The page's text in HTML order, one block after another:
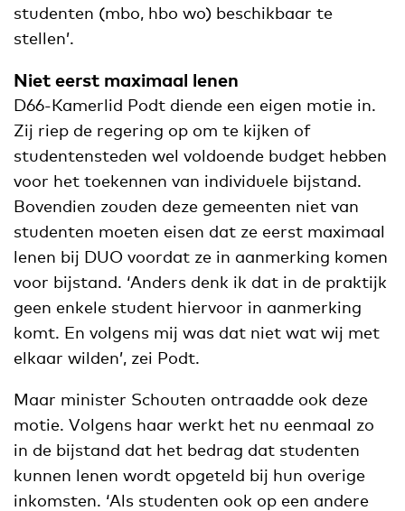
studenten (mbo, hbo wo) beschikbaar te
stellen’.
Niet eerst maximaal lenen
D66-Kamerlid Podt diende een eigen motie in.
Zij riep de regering op om te kijken of
studentensteden wel voldoende budget hebben
voor het toekennen van individuele bijstand.
Bovendien zouden deze gemeenten niet van
studenten moeten eisen dat ze eerst maximaal
lenen bij DUO voordat ze in aanmerking komen
voor bijstand. ‘Anders denk ik dat in de praktijk
geen enkele student hiervoor in aanmerking
komt. En volgens mij was dat niet wat wij met
elkaar wilden’, zei Podt.
Maar minister Schouten ontraadde ook deze
motie. Volgens haar werkt het nu eenmaal zo
in de bijstand dat het bedrag dat studenten
kunnen lenen wordt opgeteld bij hun overige
inkomsten. ‘Als studenten ook op een andere